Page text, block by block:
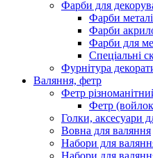
Фарби для
Фарби
Фарби
Фарби для
Спеціальні
Фурнітура
Валяння, фетр
Фетр
Фетр
Голки, аксесуари
Вовна для валяння
Набори для
Набори для